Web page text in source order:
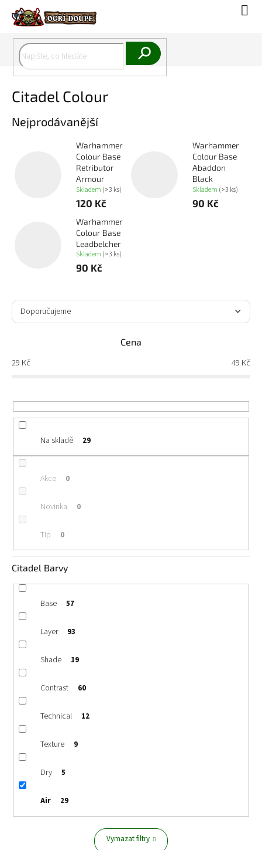
obsah
Citadel Colour
Nejprodávanější
Warhammer
Colour Base
Retributor
Armour
Skladem (>3 ks)
120 Kč
Warhammer
Colour Base
Abaddon
Black
Skladem (>3 ks)
90 Kč
Warhammer
Colour Base
Leadbelcher
Skladem (>3 ks)
90 Kč
Ř
z
í
o
d
t
Doporučujeme
Nejdražší
Abecedně
Cena
29 Kč 49 Kč
Na skladě 29
Akce 0
Novinka 0
Tip 0
Citadel Barvy
Base 57
Layer 93
Shade 19
Contrast 60
Technical 12
Texture 9
Dry 5
Air 29
Vymazat filtry